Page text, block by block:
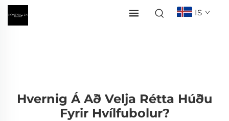
IS
Hvernig Á Að Velja Rétta Húðu
Fyrir Hvílfubolur?